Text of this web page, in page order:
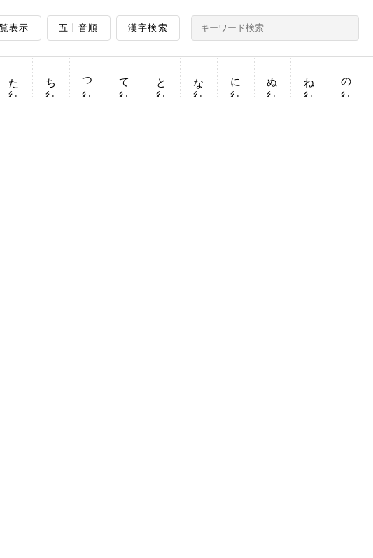
表示 五十音順 漢字検索
た行 ち行 つ行 て行 と行 な行 に行 ぬ行 ね行 の行